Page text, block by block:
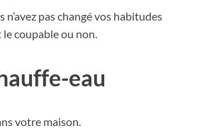
n’avez pas changé vos habitudes
coupable ou non.
eau
votre maison.